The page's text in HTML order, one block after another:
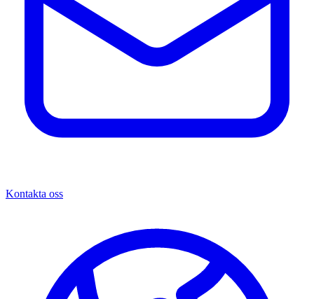
Kontakta oss